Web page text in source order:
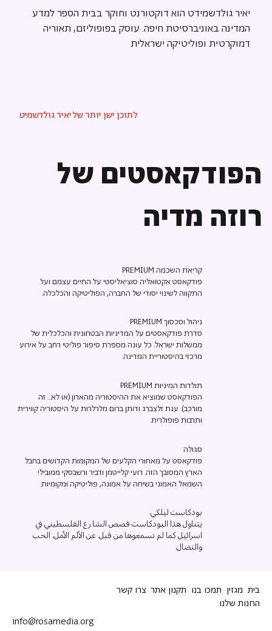
יאיר גולדשמידט הוא דוקטורנט וחוקר בבית הספר למדע
המדינה באוניברסיטת חיפה. עוסק בפופוליזם, תאוריה
דמוקרטית ופוליטיקה ישראלית
הפודקאסטים של
רוזה מדיה
קריאת השכמה PREMIUM
פודקאסט אקטואליה סוציאליסטי על החיים עצמם ועל
התקווה לשינוי יסודי של החברה, הפוליטיקה והכלכלה.
ניהול וסכסוך PREMIUM
סדרת פודקאסטים על המדיניות הבטחונית והכלכלית של
ממשלות ישראל. כל עונה מספרת סיפור פוליטי רחב על אירוע
מרכזי בהיסטוריית המדינה.
תולדות המיניות PREMIUM
הפודקאסט שמוציא את ההיסטוריה מהארון (או לא... זה
מורכב). ענת זלצברג ודותן ברום מלרלרות על היסטוריה קווירית
ותרבות פופולרית.
סגולה
פודקאסט על מאחורי הקלעים של המקומות הקדושים בחבל
הארץ המסובך הזה. רועי קלייטמן ודביר ורשבסקי ממובילי
השמאל האמוני בשיחה על אמונה, פוליטיקה ומקומיות.
بودكاست ليلكي
يتناول هذا البودكاست قصص الشارع الفلسطيني في
اسرائيل كما لم تسمعوها من قبل. عن الألم الأمل، الحب
والنضال.
לתוכן ישן יותר שליאיר גולדשמיט
info@rosamedia.org
בית מגזין תמכו בנו תקנון אתר צרו קשר
החנות שלנו